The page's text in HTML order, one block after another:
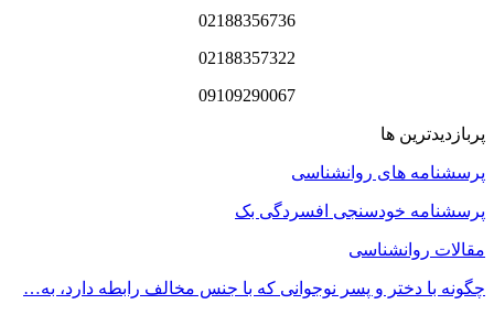
02188356736
02188357322
09109290067
پربازدیدترین ها
پرسشنامه های روانشناسی
پرسشنامه خودسنجی افسردگی بک
مقالات روانشناسی
چگونه با دختر و پسر نوجوانی که با جنس مخالف رابطه دارد، به…